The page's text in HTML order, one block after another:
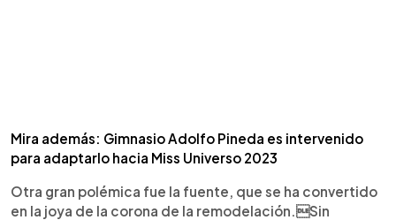
Mira además: Gimnasio Adolfo Pineda es intervenido
para adaptarlo hacia Miss Universo 2023
Otra gran polémica fue la fuente, que se ha convertido
en la joya de la corona de la remodelación.Sin